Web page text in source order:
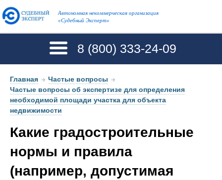
Автономная некоммерческая организация
«Судебный Эксперт»
8 (800) 333-24-09
Главная → Частые вопросы →
Частые вопросы об экспертизе для определения
необходимой площади участка для объекта
недвижимости
Какие градостроительные
нормы и правила
(например, допустимая